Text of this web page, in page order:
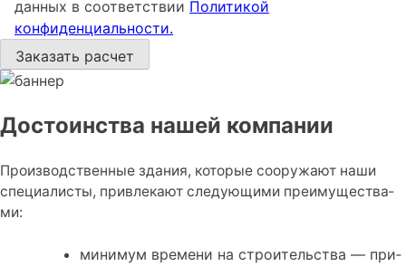
данных в соответствии Политикой
конфиденциальности.
Достоинства нашей компании
Про­из­вод­ствен­ные зда­ния, кото­рые соору­жа­ют наши
спе­ци­а­ли­сты, при­вле­ка­ют сле­ду­ю­щи­ми пре­иму­ще­ства­
ми:
мини­мум вре­ме­ни на стро­и­тель­ства — при­